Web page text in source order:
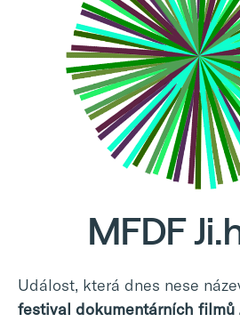
MFDF
Událost, která dnes nese
festival dokumentárních filmů